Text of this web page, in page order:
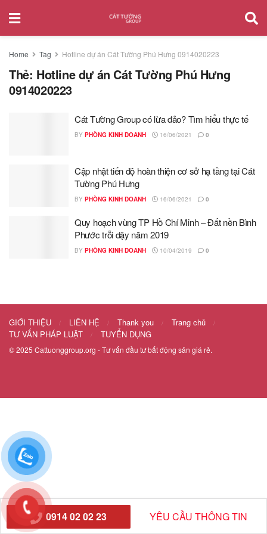
Home Tag Hotline dự án Cát Tường Phú Hưng 0914020223
Thẻ: Hotline dự án Cát Tường Phú Hưng
0914020223
Cát Tường Group có lừa đảo? Tìm hiểu thực tế
BY PHÒNG KINH DOANH 16/06/2021 0
Cập nhật tiến độ hoàn thiện cơ sở hạ tầng tại Cát
Tường Phú Hưng
BY PHÒNG KINH DOANH 16/06/2021 0
Quy hoạch vùng TP Hồ Chí Minh – Đất nền Bình
Phước trỗi dậy năm 2019
BY PHÒNG KINH DOANH 10/04/2019 0
GIỚI THIỆU LIÊN HỆ Thank you
Trang chủ
TƯ VẤN PHÁP LUẬT
TUYỂN DỤNG
© 2025 Cattuonggroup.org - Tư vấn đầu tư bất động sản giá rẻ.
0914 02 02 23 YÊU CẦU THÔNG TIN